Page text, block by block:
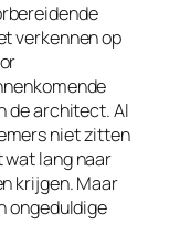
verkennen op
de architect. Al
niet zitten
lang naar
krijgen. Maar
ongeduldige